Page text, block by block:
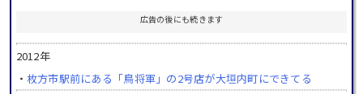
広告の後にも続きます
2012年
・ 枚方市駅前にある「鳥将軍」の2号店が大垣内町にできてる